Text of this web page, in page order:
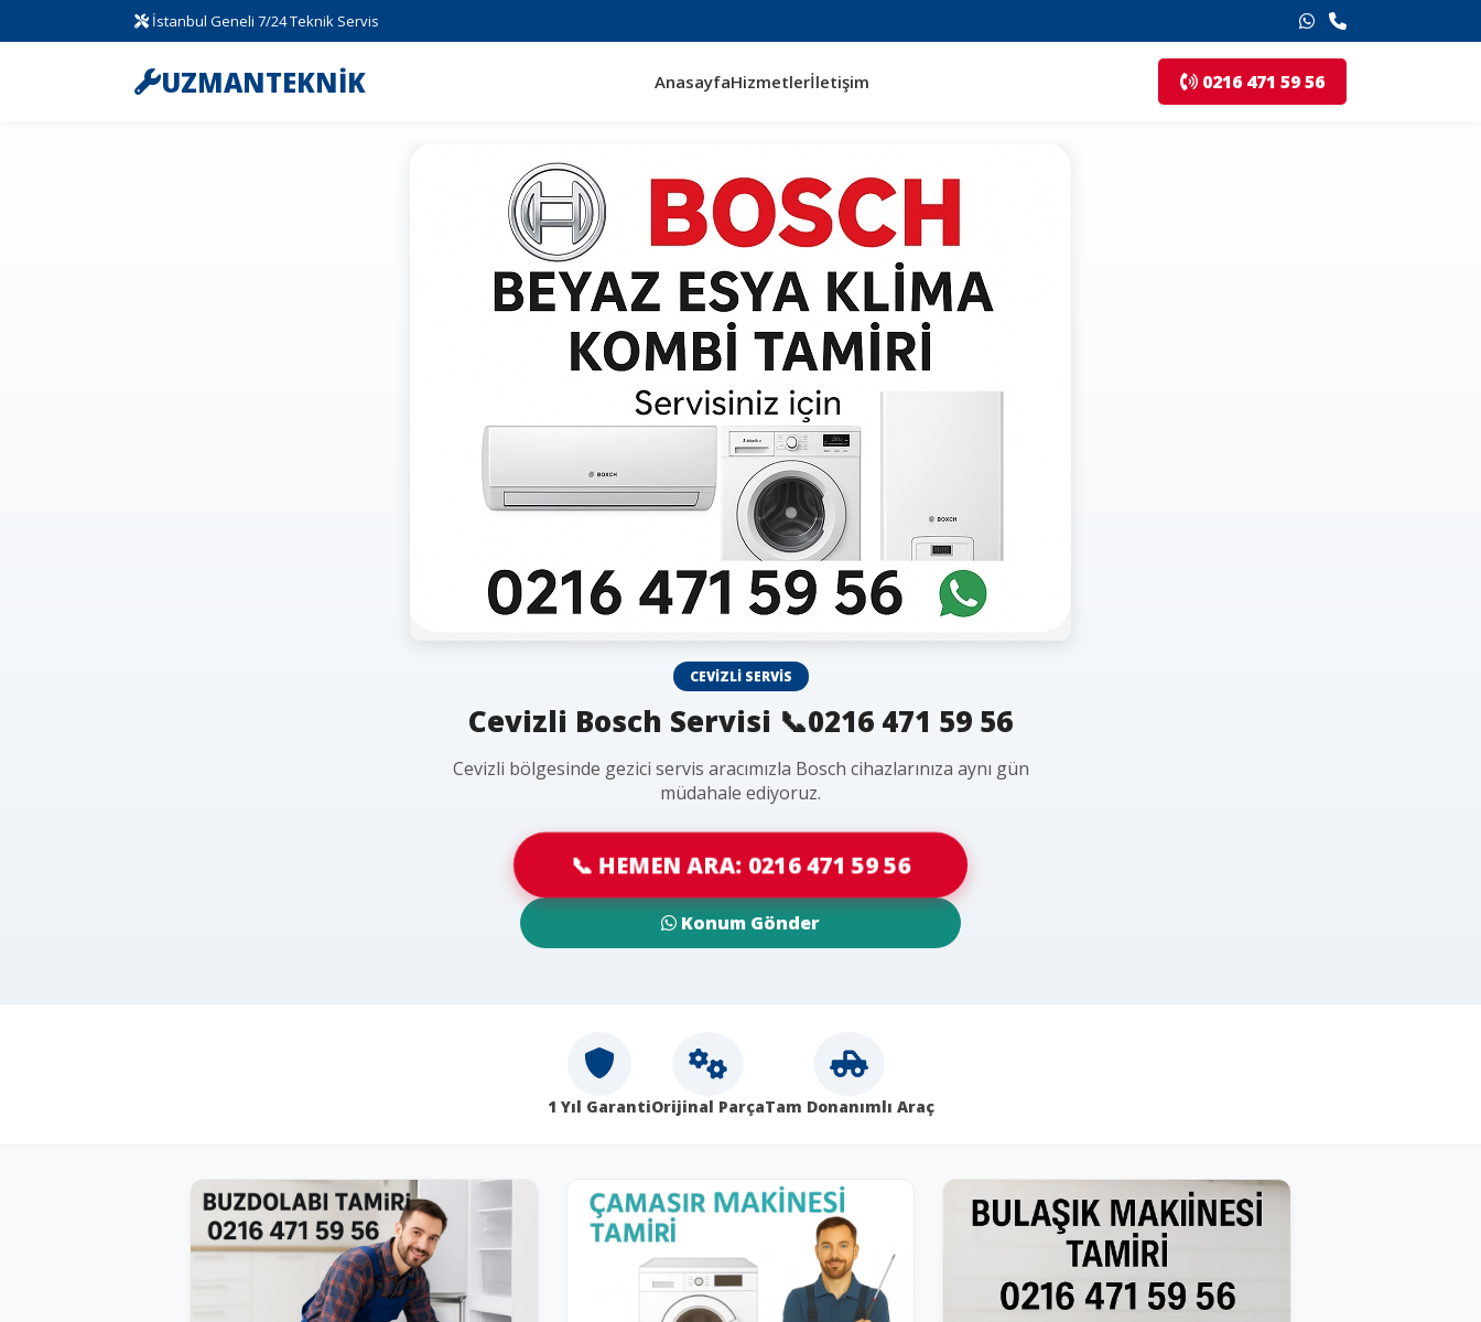
İstanbul Geneli 7/24 Teknik Servis
UZMANTEKNİK AnasayfaHizmetlerİletişim 0216 471 59 56
CEVIZLI SERVIS
Cevizli Bosch Servisi 📞0216 471 59 56
Cevizli bölgesinde gezici servis aracımızla Bosch cihazlarınıza aynı gün
müdahale ediyoruz.
📞 HEMEN ARA: 0216 471 59 56
Konum Gönder
1 Yıl GarantiOrijinal ParçaTam Donanımlı Araç